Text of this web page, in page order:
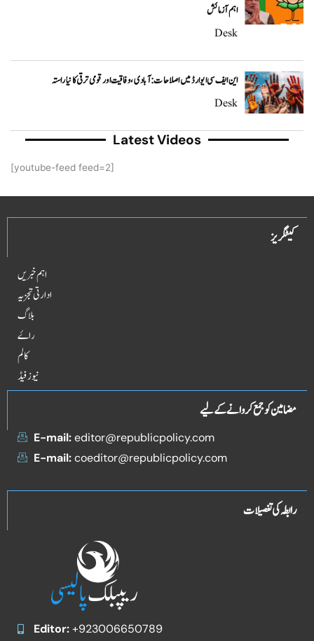
اہم آزمائش
Desk
این ایف سی ایوارڈ میں اصلاحات: آبادی، وفاقیت اور قومی ترقی کا نیا راستہ
Desk
Latest Videos
[youtube-feed feed=2]
کیٹگریز
اہم خبریں
ادارتی تجزیہ
بلاگ
راۓ
کالم
نیوز فیڈ
مضامین کو جمع کروانے کے لیے
E-mail:editor@republicpolicy.com
E-mail:coeditor@republicpolicy.com
رابطہ کی تفصیلات
Editor:+923006650789